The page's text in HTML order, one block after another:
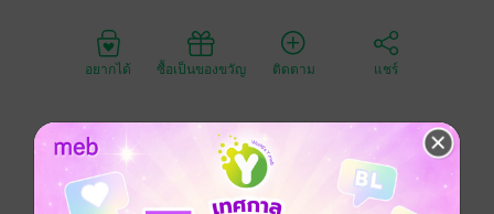
อยากได้ ซื้อเป็นของขวัญ ติดตาม แชร์
พยัคฆ์และเกษมได้รับมอบหมายภารกิจใหม่ ที่ท้าทายที่สุด
ในชีวิตของพวกเขา ภารกิจครั้งนี้คือการกวาดล้างกลุ่ม
ทหารว้าแดงในประเทศพม่า ซึ่งเป็นกลุ่มทหารที่มีการ